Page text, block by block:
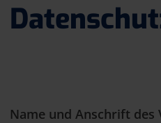
Name und Anschrift